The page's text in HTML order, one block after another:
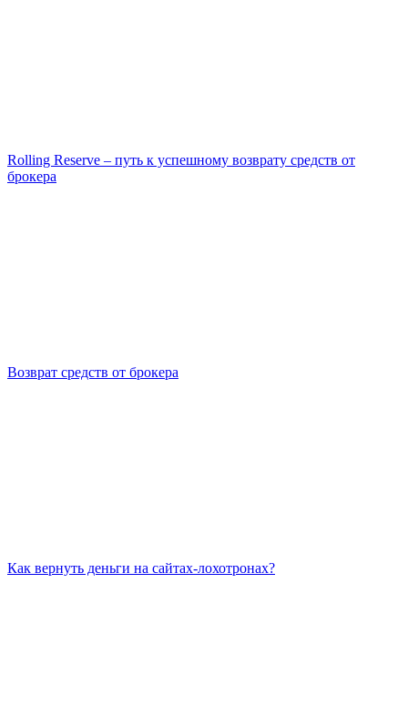
Rolling Reserve – путь к успешному возврату средств от
брокера
Возврат средств от брокера
Как вернуть деньги на сайтах-лохотронах?